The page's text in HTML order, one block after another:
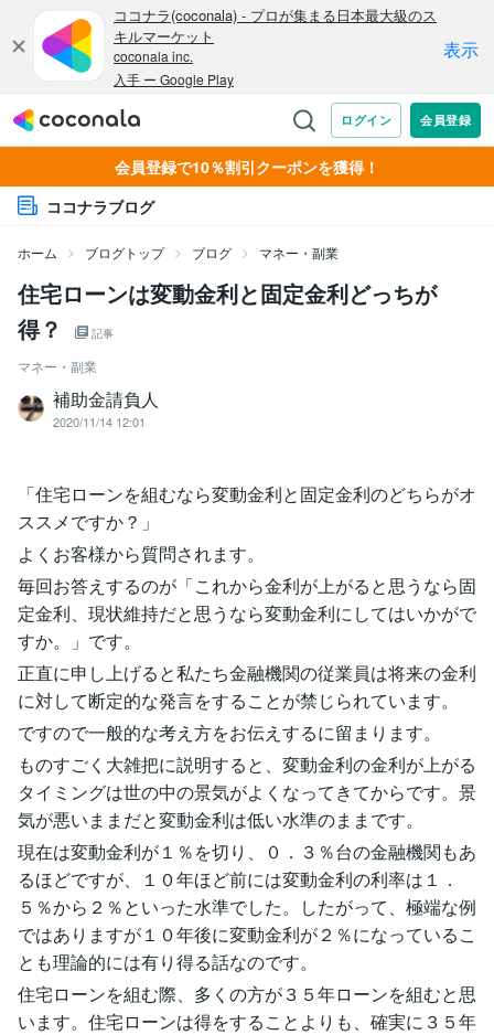
会員登録で10％割引クーポンを獲得！
ココナラブログ
ホーム ブログトップ ブログ マネー・副業
住宅ローンは変動金利と固定金利どっちが
得？
記事
マネー・副業
補助金請負人
2020/11/14 12:01
「住宅ローンを組むなら変動金利と固定金利のどちらがオ
ススメですか？」
よくお客様から質問されます。
毎回お答えするのが「これから金利が上がると思うなら固
定金利、現状維持だと思うなら変動金利にしてはいかがで
すか。」です。
正直に申し上げると私たち金融機関の従業員は将来の金利
に対して断定的な発言をすることが禁じられています。
ですので一般的な考え方をお伝えするに留まります。
ものすごく大雑把に説明すると、変動金利の金利が上がる
タイミングは世の中の景気がよくなってきてからです。景
気が悪いままだと変動金利は低い水準のままです。
現在は変動金利が１％を切り、０．３％台の金融機関もあ
るほどですが、１０年ほど前には変動金利の利率は１．
５％から２％といった水準でした。したがって、極端な例
ではありますが１０年後に変動金利が２％になっているこ
とも理論的には有り得る話なのです。
住宅ローンを組む際、多くの方が３５年ローンを組むと思
います。住宅ローンは得をすることよりも、確実に３５年